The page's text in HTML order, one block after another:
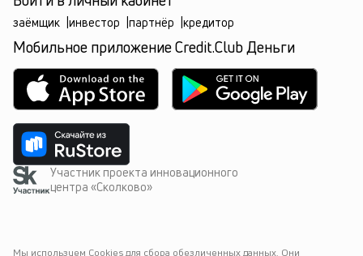
Мы используем Cookies для сбора обезличенных данных. Они
заёмщик инвестор партнёр кредитор
Мобильное приложение Credit.Club Деньги
Участник проекта инновационного
центра «Сколково»